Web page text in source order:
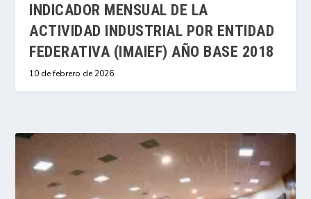
INDICADOR MENSUAL DE LA
ACTIVIDAD INDUSTRIAL POR ENTIDAD
FEDERATIVA (IMAIEF) AÑO BASE 2018
10 de febrero de 2026